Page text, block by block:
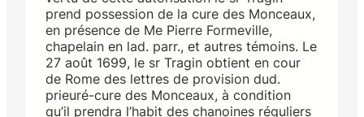
prend possession de la cure des Monceaux,
en présence de Me Pierre Formeville,
chapelain en lad. parr., et autres témoins. Le
27 août 1699, le sr Tragin obtient en cour
de Rome des lettres de provision dud.
prieuré-cure des Monceaux, à condition
qu’il prendra l’habit des chanoines réguliers